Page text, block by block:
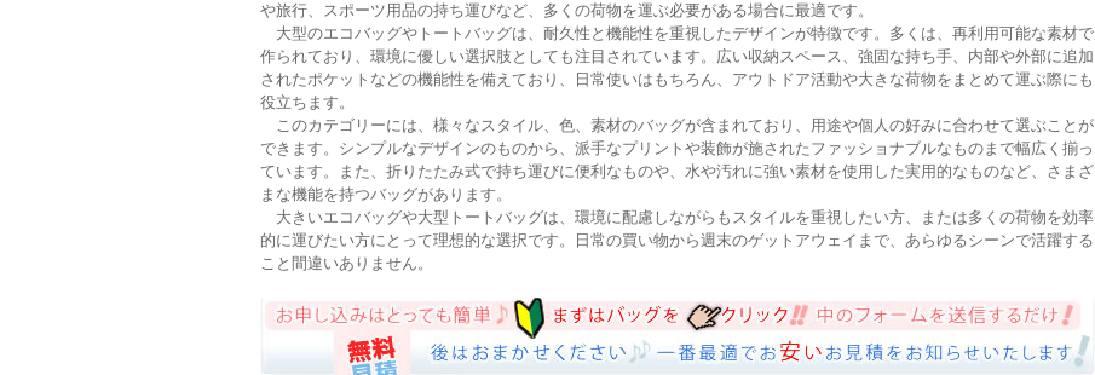
や旅行、スポーツ用品の持ち運びなど、多くの荷物を運ぶ必要がある場合に最適です。
大型のエコバッグやトートバッグは、耐久性と機能性を重視したデザインが特徴です。多くは、再利用可能な素材で
作られており、環境に優しい選択肢としても注目されています。広い収納スペース、強固な持ち手、内部や外部に追加
されたポケットなどの機能性を備えており、日常使いはもちろん、アウトドア活動や大きな荷物をまとめて運ぶ際にも
役立ちます。
このカテゴリーには、様々なスタイル、色、素材のバッグが含まれており、用途や個人の好みに合わせて選ぶことが
できます。シンプルなデザインのものから、派手なプリントや装飾が施されたファッショナブルなものまで幅広く揃っ
ています。また、折りたたみ式で持ち運びに便利なものや、水や汚れに強い素材を使用した実用的なものなど、さまざ
まな機能を持つバッグがあります。
大きいエコバッグや大型トートバッグは、環境に配慮しながらもスタイルを重視したい方、または多くの荷物を効率
的に運びたい方にとって理想的な選択です。日常の買い物から週末のゲットアウェイまで、あらゆるシーンで活躍する
こと間違いありません。